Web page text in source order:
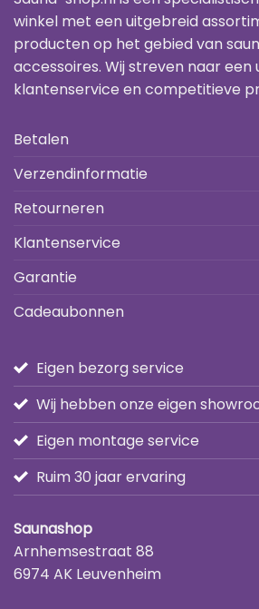
winkel met een uitgebreid
producten op het gebied van
accessoires. Wij streven naar een
klantenservice en competitieve
Betalen
Verzendinformatie
Retourneren
Klantenservice
Garantie
Cadeaubonnen
Eigen bezorg service
Wij hebben onze eigen
Eigen montage service
Ruim 30 jaar ervaring
Saunashop
Arnhemsestraat 88
6974 AK Leuvenheim